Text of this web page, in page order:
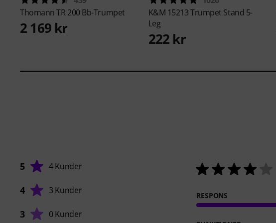
ThomannTR 200 Bb-Trumpet
2 169 kr
K&M 15213 Trumpet Stand 5-
Leg
222 kr
5 4 Kunder
4 3 Kunder
3 0 Kunder
RESPONS